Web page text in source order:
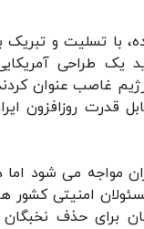
با تسلیت و تبریک به
یک طراحی آمریکایی-
غاصب عنوان کردند،
روزافزون ایران
مواجه می شود اما در
امنیتی کشور هم
برای حذف نخبگان و